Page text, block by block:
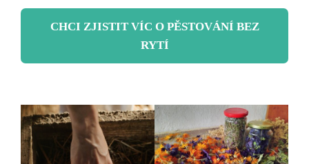
CHCI ZJISTIT VÍC O PĚSTOVÁNÍ BEZ
RYTÍ